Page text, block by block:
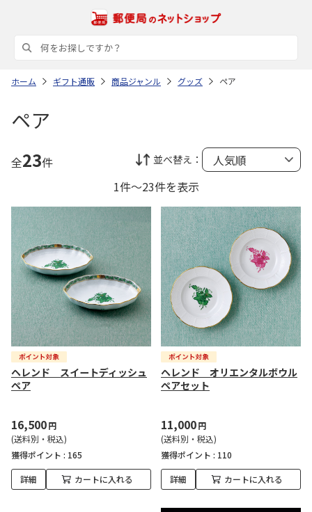
ホーム ギフト通販 商品ジャンル グッズ ペア
ペア
全23件 並べ替え：
1件～23件を表示
ヘレンド スイートディッシュ
ペア
16,500円
(送料別・税込)
獲得ポイント : 165
詳細 カートに入れる
ヘレンド オリエンタルボウル
ペアセット
11,000円
(送料別・税込)
獲得ポイント : 110
詳細 カートに入れる